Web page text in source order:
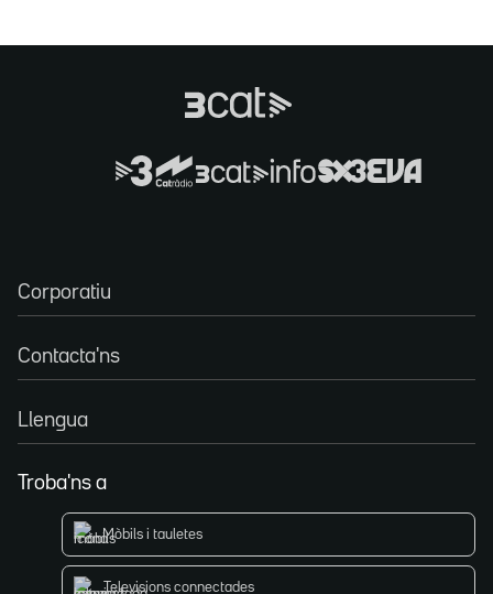
Corporatiu
Contacta'ns
Llengua
Troba'ns a
Mòbils i tauletes
Televisions connectades